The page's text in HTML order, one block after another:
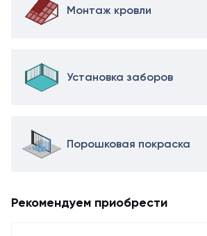
Монтаж кровли
Установка заборов
Порошковая покраска
Рекомендуем приобрести